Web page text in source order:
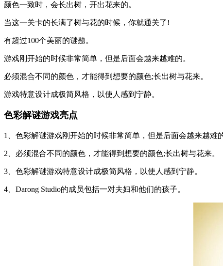
颜色一致时，会长出树，开出花来的。
当这一关卡的长满了树与花的时候，你就通关了!
有超过100个美丽的谜题。
游戏刚开始的时候非常简单，但是后面会越来越难的。
必须混合不同的颜色，才能得到想要的颜色;长出树与花来。
游戏特意设计成极简风格，以使人感到宁静。
色彩解谜游戏亮点
1、色彩解谜游戏刚开始的时候非常简单，但是后面会越来越难的
2、必须混合不同的颜色，才能得到想要的颜色;长出树与花来。
3、色彩解谜游戏特意设计成极简风格，以使人感到宁静。
4、Darong Studio的成员包括一对夫妇和他们的孩子。